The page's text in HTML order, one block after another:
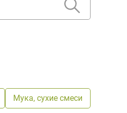
Мука, сухие смеси